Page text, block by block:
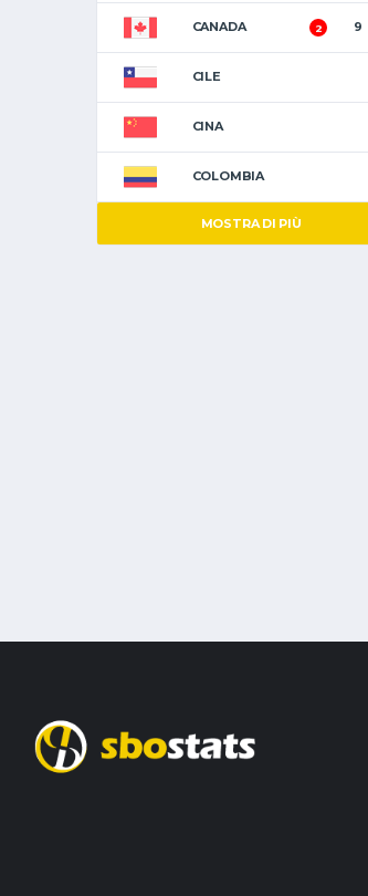
CANADA 2 9
CILE
CINA
COLOMBIA
MOSTRA DI PIÙ